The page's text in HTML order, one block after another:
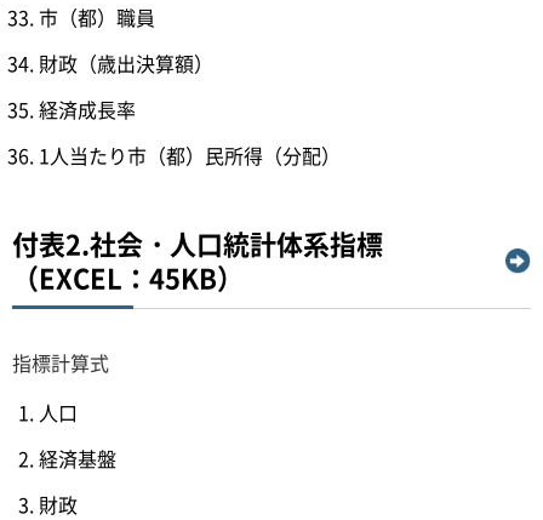
市（都）職員
財政（歳出決算額）
経済成長率
1人当たり市（都）民所得（分配）
付表2.社会・人口統計体系指標
（EXCEL：45KB）
指標計算式
人口
経済基盤
財政